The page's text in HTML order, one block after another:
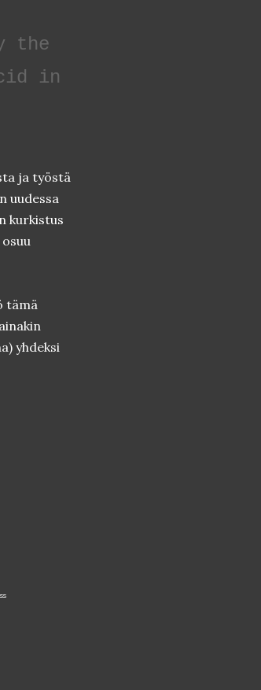
the
in
ja työstä
uudessa
kurkistus
tämä
yhdeksi